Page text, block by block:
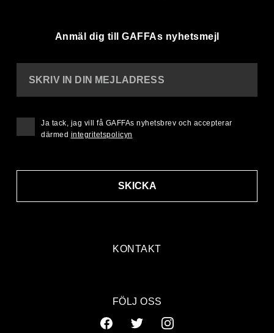
Anmäl dig till GAFFAs nyhetsmejl
KONTAKT
SKRIV IN DIN MEJLADRESS
SKICKA
Ja tack, jag vill få GAFFAs nyhetsbrev och accepterar
därmed integritetspolicyn
FÖLJ OSS